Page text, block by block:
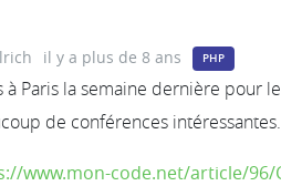
il y a plus de 8 ans PHP
à Paris la semaine dernière pour
de conférences
www.mon-code.net/article/96/